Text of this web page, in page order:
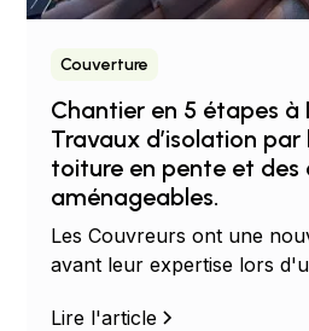
Couverture
Chantier en 5 étapes à
Travaux d’isolation par
toiture en pente et des
aménageables.
Les Couvreurs ont une
avant leur expertise lors
Lire l'article